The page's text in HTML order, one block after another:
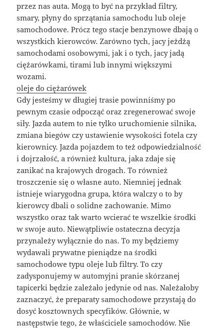
przez nas auta. Mogą to być na przykład filtry,
smary, płyny do sprzątania samochodu lub oleje
samochodowe. Prócz tego stacje benzynowe dbają o
wszystkich kierowców. Zarówno tych, jacy jeżdżą
samochodami osobowymi, jak i o tych, jacy jadą
ciężarówkami, tirami lub innymi większymi
wozami.
oleje do ciężarówek
Gdy jesteśmy w długiej trasie powinniśmy po
pewnym czasie odpocząć oraz zregenerować swoje
siły. Jazda autem to nie tylko uruchomienie silnika,
zmiana biegów czy ustawienie wysokości fotela czy
kierownicy. Jazda pojazdem to też odpowiedzialność
i dojrzałość, a również kultura, jaka zdaje się
zanikać na krajowych drogach. To również
troszczenie się o własne auto. Niemniej jednak
istnieje wiarygodna grupa, która walczy o to by
kierowcy dbali o solidne zachowanie. Mimo
wszystko oraz tak warto wcierać te wszelkie środki
w swoje auto. Niewątpliwie ostateczna decyzja
przynależy wyłącznie do nas. To my będziemy
wydawali prywatne pieniądze na środki
samochodowe typu oleje lub filtry. To czy
zadysponujemy w automyjni pranie skórzanej
tapicerki będzie zależało jedynie od nas. Należałoby
zaznaczyć, że preparaty samochodowe przystają do
dosyć kosztownych specyfików. Głównie, w
następstwie tego, że właściciele samochodów. Nie